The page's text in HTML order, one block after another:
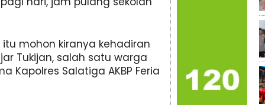
itu mohon kiranya kehadiran
Tukijan, salah satu warga
Kapolres Salatiga AKBP Feria